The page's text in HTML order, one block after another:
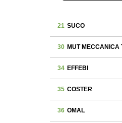
21 SUCO
30 MUT MECCANICA
34 EFFEBI
35 COSTER
36 OMAL